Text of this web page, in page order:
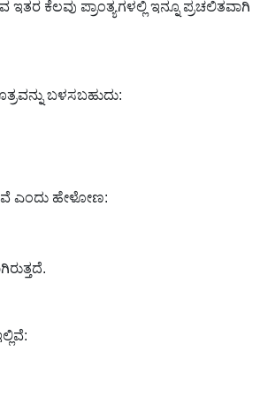
ಕೆಲವು ಪ್ರಾಂತ್ಯಗಳಲ್ಲಿ ಇನ್ನೂ ಪ್ರಚಲಿತವಾಗಿ
ಬಳಸಬಹುದು:
ಎಂದು ಹೇಳೋಣ: